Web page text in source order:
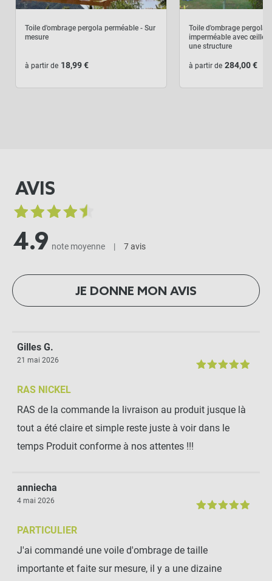
Toile d'ombrage pergola perméable - Sur
mesure
à partir de 18,99 €
Toile d'ombrage pergola
imperméable avec
une structure
à partir de 284,00 €
AVIS
4.9 note moyenne | 7 avis
JE DONNE MON AVIS
Gilles G.
21 mai 2026
RAS NICKEL
RAS de la commande la livraison au produit jusque là
tout a été claire et simple reste juste à voir dans le
temps Produit conforme à nos attentes !!!
anniecha
4 mai 2026
PARTICULIER
J'ai commandé une voile d'ombrage de taille
importante et faite sur mesure, il y a une dizaine